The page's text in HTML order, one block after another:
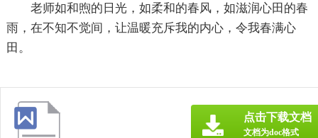
老师如和煦的日光，如柔和的春风，如滋润心田的春
雨，在不知不觉间，让温暖充斥我的内心，令我春满心
田。
点击下载文档
文档为doc格式